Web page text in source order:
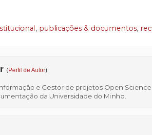
, publicações & documentos,
(Perfil de Autor)
e Gestor de projetos Open
da Universidade do Minho.